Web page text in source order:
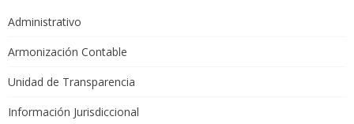
Administrativo
Armonización Contable
Unidad de Transparencia
Información Jurisdiccional